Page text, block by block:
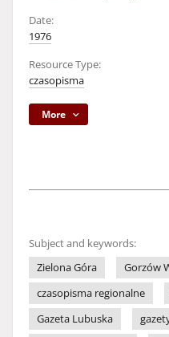
Date:
1976
Resource Type:
czasopisma
More
Subject and keywords:
Zielona Góra
Gorzów
czasopisma regionalne
Gazeta Lubuska